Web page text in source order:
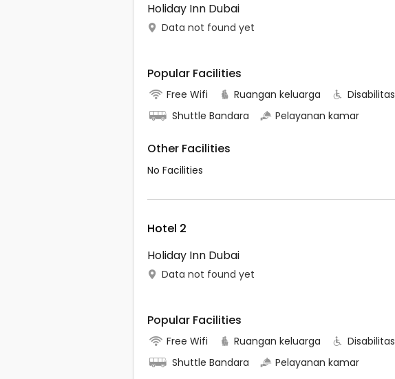
Holiday Inn Dubai
Data not found yet
Popular Facilities
Free Wifi Ruangan keluarga Disabilitas
Shuttle Bandara
Pelayanan kamar
Other Facilities
No Facilities
Hotel 2
Holiday Inn Dubai
Data not found yet
Popular Facilities
Free Wifi Ruangan keluarga Disabilitas
Shuttle Bandara
Pelayanan kamar